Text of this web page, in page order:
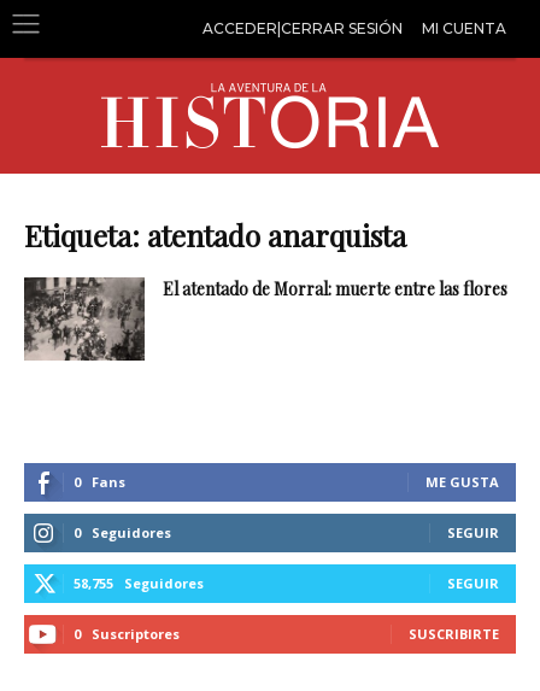
ACCEDER|CERRAR SESIÓN MI CUENTA
Etiqueta: atentado anarquista
El atentado de Morral: muerte entre las flores
0 Fans ME GUSTA
0 Seguidores SEGUIR
58,755 Seguidores SEGUIR
0 Suscriptores SUSCRIBIRTE